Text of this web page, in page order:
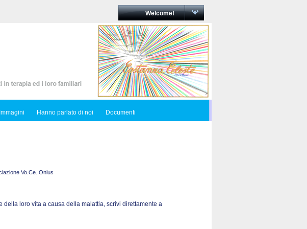
Welcome!
Hanno parlato di noi Documenti
Vo.Ce. Onlus
della loro vita a causa della malattia, scrivi direttamente a